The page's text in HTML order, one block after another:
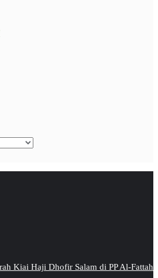
Kiai Haji Dhofir Salam di PP Al-Fattah